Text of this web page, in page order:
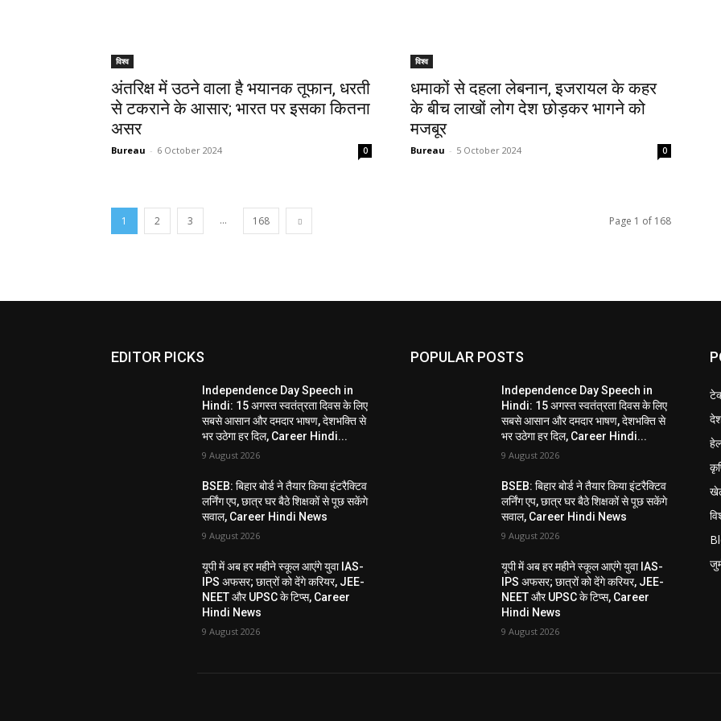
विश्व
अंतरिक्ष में उठने वाला है भयानक तूफान, धरती
से टकराने के आसार; भारत पर इसका कितना
असर
Bureau - 6 October 2024 0
विश्व
धमाकों से दहला लेबनान, इजरायल के कहर
के बीच लाखों लोग देश छोड़कर भागने को
मजबूर
Bureau - 5 October 2024 0
1 2 3 ... 168 Page 1 of 168
EDITOR PICKS
Independence Day Speech in
Hindi: 15 अगस्त स्वतंत्रता दिवस के लिए
सबसे आसान और दमदार भाषण, देशभक्ति से
भर उठेगा हर दिल, Career Hindi...
9 August 2026
BSEB: बिहार बोर्ड ने तैयार किया इंटरैक्टिव
लर्निंग एप, छात्र घर बैठे शिक्षकों से पूछ सकेंगे
सवाल, Career Hindi News
9 August 2026
यूपी में अब हर महीने स्कूल आएंगे युवा IAS-
IPS अफसर; छात्रों को देंगे करियर, JEE-
NEET और UPSC के टिप्स, Career
Hindi News
9 August 2026
POPULAR POSTS
Independence Day Speech in
Hindi: 15 अगस्त स्वतंत्रता दिवस के लिए
सबसे आसान और दमदार भाषण, देशभक्ति से
भर उठेगा हर दिल, Career Hindi...
9 August 2026
BSEB: बिहार बोर्ड ने तैयार किया इंटरैक्टिव
लर्निंग एप, छात्र घर बैठे शिक्षकों से पूछ सकेंगे
सवाल, Career Hindi News
9 August 2026
यूपी में अब हर महीने स्कूल आएंगे युवा IAS-
IPS अफसर; छात्रों को देंगे करियर, JEE-
NEET और UPSC के टिप्स, Career
Hindi News
9 August 2026